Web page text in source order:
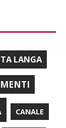
LANGA
CANALE